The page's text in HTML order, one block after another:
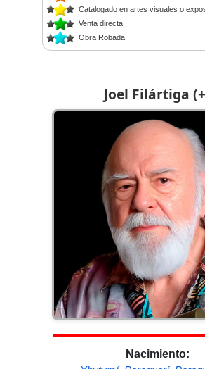
Joel Filártiga
Nacimiento:
Catalogado en artes visuales o
Venta directa
Obra Robada